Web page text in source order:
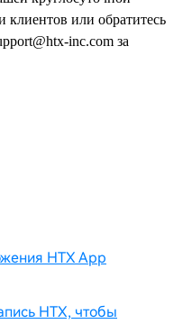
или обратитесь
inc.com за
HTX App
HTX, чтобы